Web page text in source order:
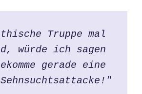
Truppe mal
würde ich sagen
gerade eine